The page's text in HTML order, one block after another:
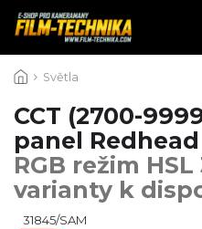
na
Světla
CCT (2700-
panel Redhead
RGB režim
varianty k
31845/SAM